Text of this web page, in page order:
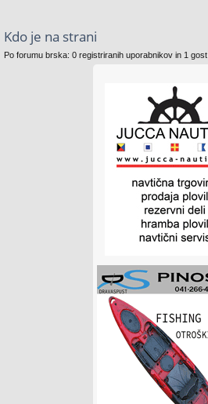
Kdo je na strani
Po forumu brska: 0 registriranih uporabnikov in 1 gost